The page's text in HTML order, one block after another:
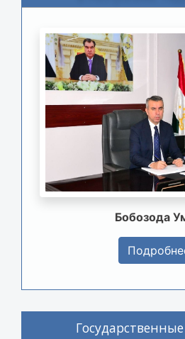
Бобозода